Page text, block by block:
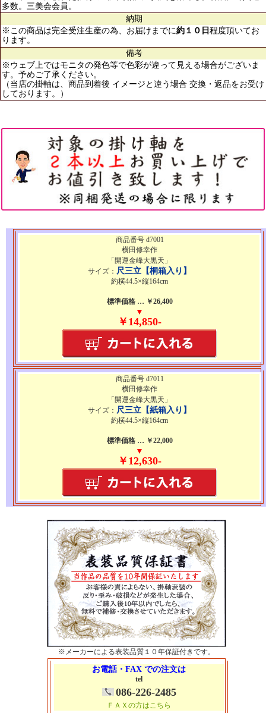
多数。三美会会員。
納期
※この商品は完全受注生産の為、お届けまでに約１０日 程度頂いてお
ります。
備考
※ウェブ上ではモニタの発色等で色彩が違って見える場合がございま
す。予めご了承ください。
（当店の掛軸は、商品到着後 イメージと違う場合 交換・返品をお受け
しております。）
商品番号 d7001
横田修幸作
「開運金峰大黒天」
サイズ： 尺三立【桐箱入り】
約横44.5×縦164cm
標準価格 … ￥26,400
▼
￥14,850-
商品番号 d7011
横田修幸作
「開運金峰大黒天」
サイズ： 尺三立【紙箱入り】
約横44.5×縦164cm
標準価格 … ￥22,000
▼
￥12,630-
※メーカーによる表装品質１０年保証付きです。
お電話・FAX での注文は
tel
086-226-2485
ＦＡＸの方はこちら